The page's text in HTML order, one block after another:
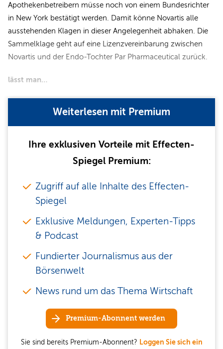
Apothekenbetreibern müsse noch von einem Bundesrichter
in New York bestätigt werden. Damit könne Novartis alle
ausstehenden Klagen in dieser Angelegenheit abhaken. Die
Sammelklage geht auf eine Lizenzvereinbarung zwischen
Novartis und der Endo-Tochter Par Pharmaceutical zurück.
lässt man…
Weiterlesen mit Premium
Ihre exklusiven Vorteile mit Effecten-
Spiegel Premium:
Zugriff auf alle Inhalte des Effecten-
Spiegel
Exklusive Meldungen, Experten-Tipps
& Podcast
Fundierter Journalismus aus der
Börsenwelt
News rund um das Thema Wirtschaft
Premium-Abonnent werden
Sie sind bereits Premium-Abonnent? Loggen Sie sich ein